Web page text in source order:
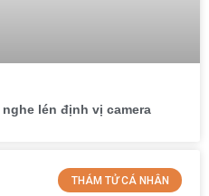
lén định vị camera
THÁM TỬ CÁ NHÂN